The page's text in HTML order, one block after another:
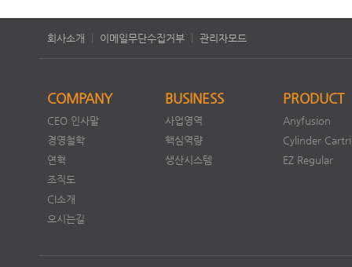
회사소개 이메일무단수집거부 관리자모드
COMPANY
CEO 인사말
경영철학
연혁
조직도
CI소개
오시는길
BUSINESS
사업영역
핵심역량
생산시스템
PRODUCT
Anyfusion
Cylinder
EZ Regular